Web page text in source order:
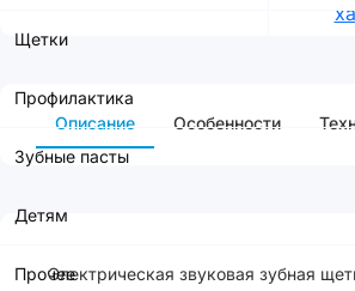
Щетки
Профилактика
Зубные пасты
Детям
Прочее
Описание Особенности
Электрическая звуковая зубная